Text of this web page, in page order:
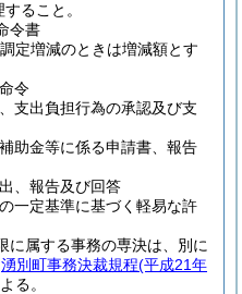
ること。
令書
定増減のときは増減額とす
令
支出負担行為の承認及び支
助金等に係る申請書、報告
、報告及び回答
一定基準に基づく軽易な許
に属する事務の専決は、別に
湧別町事務決裁規程(平成21年
る。